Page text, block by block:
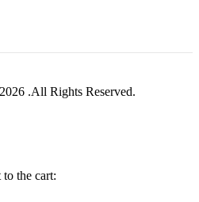
.All Rights Reserved.
the cart: